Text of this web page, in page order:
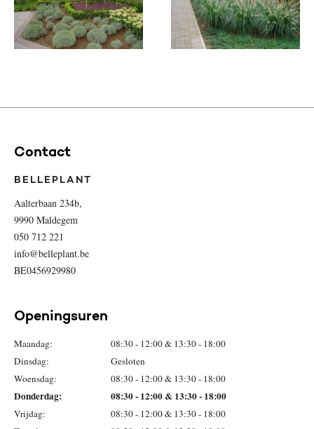
Contact
BELLEPLANT
Aalterbaan 234b,
9990 Maldegem
050 712 221
info@belleplant.be
BE0456929980
Openingsuren
Maandag:
08:30 - 12:00 & 13:30 - 18:00
Dinsdag:
Gesloten
Woensdag:
08:30 - 12:00 & 13:30 - 18:00
Donderdag: 08:30 - 12:00 & 13:30 - 18:00
Vrijdag:
08:30 - 12:00 & 13:30 - 18:00